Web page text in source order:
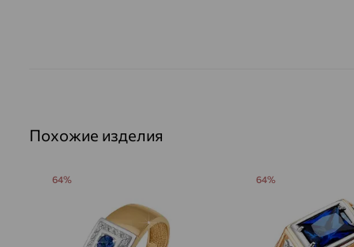
Похожие изделия
64% 64%